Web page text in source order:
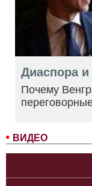
ВИДЕО
Диаспора
Почему